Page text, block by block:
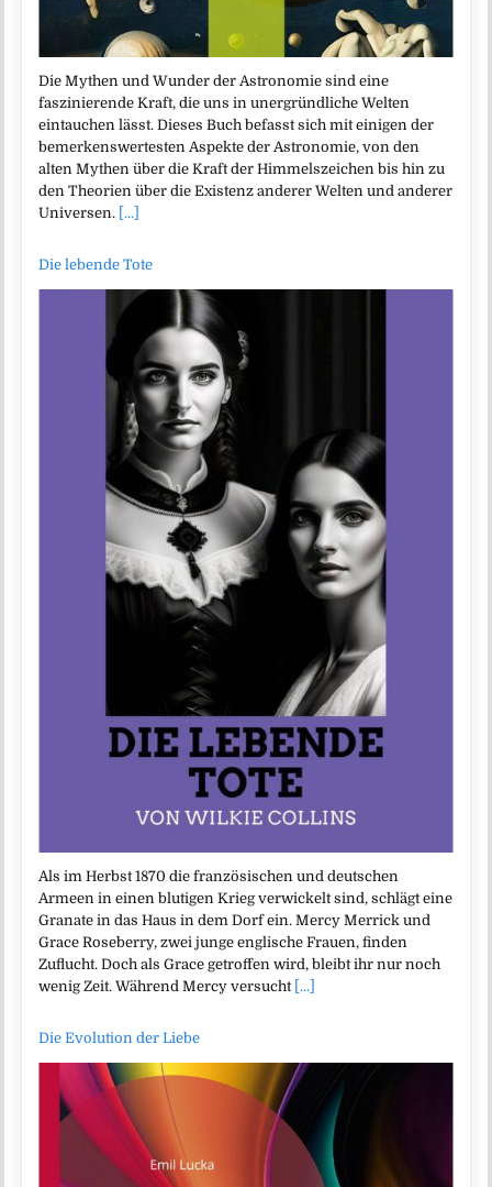
Die Mythen und Wunder der Astronomie sind eine
faszinierende Kraft, die uns in unergründliche Welten
eintauchen lässt. Dieses Buch befasst sich mit einigen der
bemerkenswertesten Aspekte der Astronomie, von den
alten Mythen über die Kraft der Himmelszeichen bis hin zu
den Theorien über die Existenz anderer Welten und anderer
Universen. [...]
Die lebende Tote
Als im Herbst 1870 die französischen und deutschen
Armeen in einen blutigen Krieg verwickelt sind, schlägt eine
Granate in das Haus in dem Dorf ein. Mercy Merrick und
Grace Roseberry, zwei junge englische Frauen, finden
Zuflucht. Doch als Grace getroffen wird, bleibt ihr nur noch
wenig Zeit. Während Mercy versucht [...]
Die Evolution der Liebe